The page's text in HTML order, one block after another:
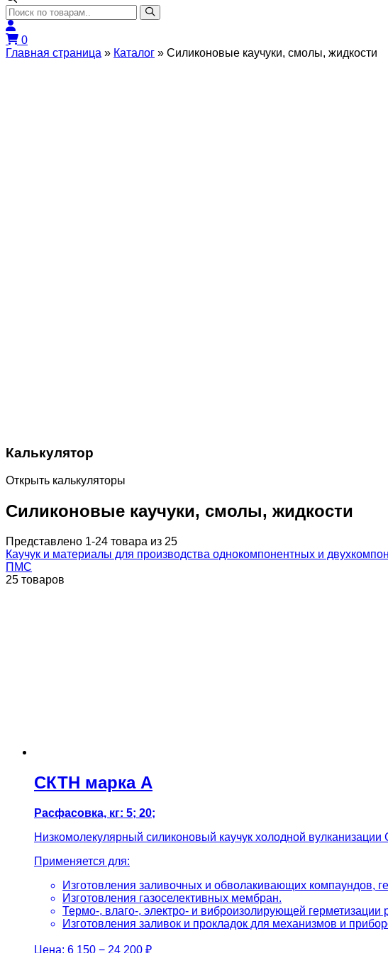
0
Главная страница » Каталог » Силиконовые каучуки, смолы, жидкости
Калькулятор
Открыть калькуляторы
Силиконовые каучуки, смолы, жидкости
Представлено 1-24 товара из 25
Каучук и материалы для производства однокомпонентных и
ПМС
25 товаров
СКТН марка А
Расфасовка, кг: 5; 20;
Низкомолекулярный силиконовый каучук холодной
Применяется для:
Изготовления заливочных и обволакивающих компаундов,
Изготовления газоселективных мембран.
Термо-, влаго-, электро- и виброизолирующей герметизации
Изготовления заливок и прокладок для механизмов и
Цена: 6 150 − 24 200 ₽